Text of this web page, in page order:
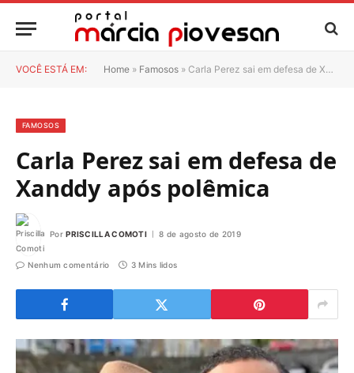
VOCÊ ESTÁ EM: Home » Famosos » Carla Perez sai em defesa de Xanddy após polêmica
FAMOSOS
Carla Perez sai em defesa de
Xanddy após polêmica
Por PRISCILLA COMOTI 8 de agosto de 2019
Nenhum comentário 3 Mins lidos